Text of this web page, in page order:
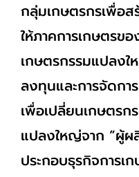
กลุ่มเกษตรกรเพื่อ
ให้ภาคการเกษตรข
เกษตรกรรมแปลง
ลงทุนและการจัดก
เพื่อเปลี่ยนเกษตรก
แปลงใหญ่จาก “ผู้
ประกอบธุรกิจการเ